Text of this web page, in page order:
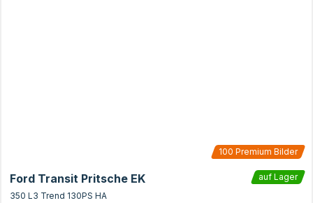
100 Premium Bilder
Ford Transit Pritsche EK
auf Lager
350 L3 Trend 130PS HA